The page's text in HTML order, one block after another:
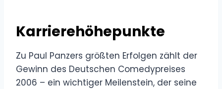
Karrierehöhepunkte
Zu Paul Panzers größten Erfolgen zählt der
Gewinn des Deutschen Comedypreises
2006 – ein wichtiger Meilenstein, der seine